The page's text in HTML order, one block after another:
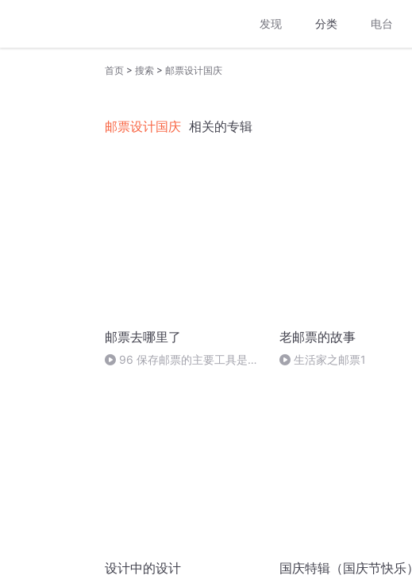
发现 分类 电台
首页 > 搜索 > 邮票设计国庆
邮票设计国庆 相关的专辑
邮票去哪里了
96 保存邮票的主要工具是什
老邮票的故事
生活家之邮票1
设计中的设计 国庆特辑（国庆节快乐）